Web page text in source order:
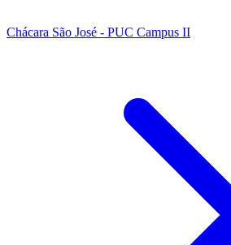
Chácara São José - PUC Campus II